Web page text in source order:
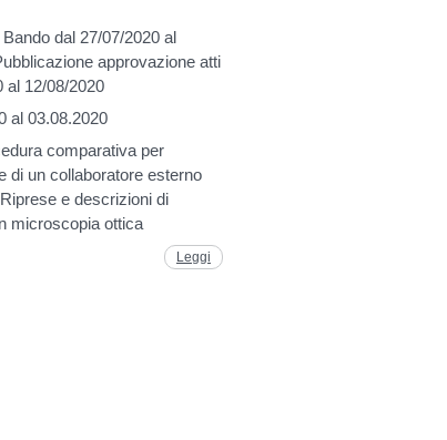
dal 27/07/2020 al
approvazione atti
al 12/08/2020
al 03.08.2020
comparativa per
di un collaboratore esterno
e descrizioni di
microscopia ottica
Leggi